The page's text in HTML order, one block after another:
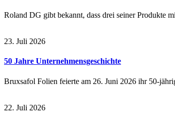
Roland DG gibt bekannt, dass drei seiner Produkte
23. Juli 2026
50 Jahre Unternehmensgeschichte
Bruxsafol Folien feierte am 26. Juni 2026 ihr 50-
22. Juli 2026